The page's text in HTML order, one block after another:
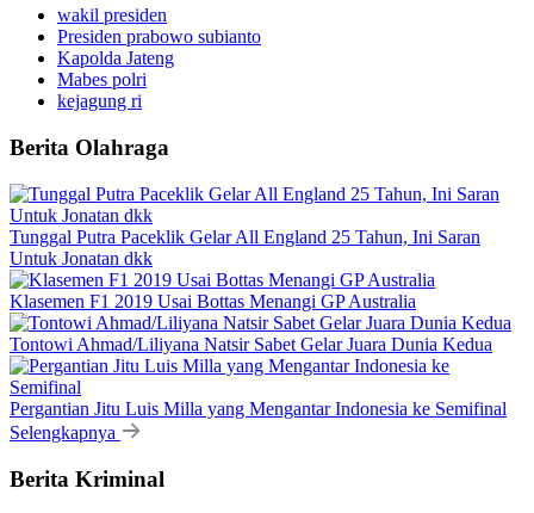
wakil presiden
Presiden prabowo subianto
Kapolda Jateng
Mabes polri
kejagung ri
Berita Olahraga
Tunggal Putra Paceklik Gelar All England 25 Tahun, Ini Saran
Untuk Jonatan dkk
Klasemen F1 2019 Usai Bottas Menangi GP Australia
Tontowi Ahmad/Liliyana Natsir Sabet Gelar Juara Dunia Kedua
Pergantian Jitu Luis Milla yang Mengantar Indonesia ke Semifinal
Selengkapnya
Berita Kriminal